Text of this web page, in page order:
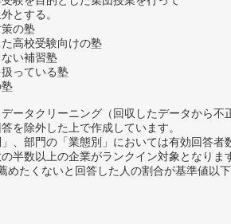
とする。
策の塾
高校受験向けの塾
ない補習塾
扱っている塾
塾
ータクリーニング（回収したデータから不
を除外した上で作成しています。
、部門の「業態別」においては有効回答
半数以上の企業がランクイン対象となりま
たくないと回答した人の割合が基準値以